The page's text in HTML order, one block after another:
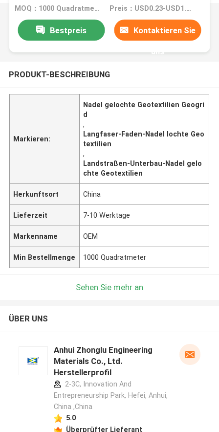
MOQ：1000 Quadratmeter Preis：USD0.23-USD1.68 per square meter
Bestpreis Kontaktieren Sie
uns
PRODUKT-BESCHREIBUNG
Markieren:
Nadel gelochte Geotextilien Geogri
d
,
Langfaser-Faden-Nadel lochte Geo
textilien
,
Landstraßen-Unterbau-Nadel gelo
chte Geotextilien
Herkunftsort China
Lieferzeit 7-10 Werktage
Markenname OEM
Min Bestellmenge 1000 Quadratmeter
Sehen Sie mehr an
ÜBER UNS
Anhui Zhonglu Engineering
Materials Co., Ltd.
Herstellerprofil
2-3C, Innovation And
Entrepreneurship Park, Hefei, Anhui,
China ,China
5.0
Überprüfter Lieferant